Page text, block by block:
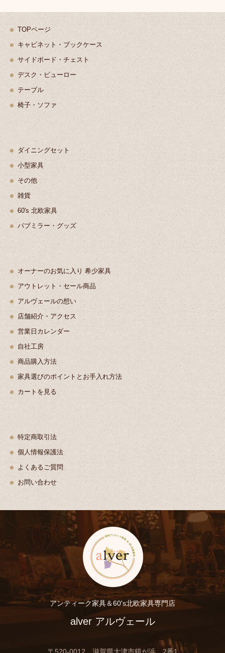
TOPページ
キャビネット・ブックケース
サイドボード・チェスト
デスク・ビューロー
テーブル
椅子・ソファ
ダイニングセット
小型家具
その他
雑貨
60's 北欧家具
パブミラー・グッズ
オーナーのお気に入り 希少家具
アウトレット・セール商品
アルヴェールの想い
店舗紹介・アクセス
営業日カレンダー
自社工房
商品購入方法
家具選びのポイントとお手入れ方法
カートを見る
特定商取引法
個人情報保護法
よくあるご質問
お問い合わせ
アンティーク家具＆60's北欧家具専門店
alver アルヴェール
〒520-0012 滋賀県大津市鏡が浜 2番1